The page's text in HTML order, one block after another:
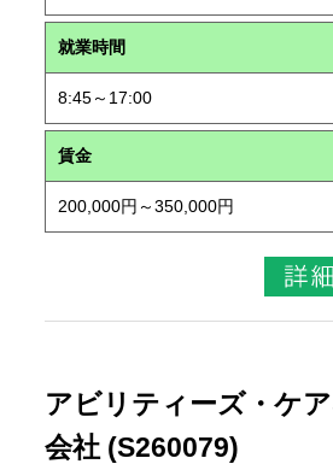
就業時間
8:45～17:00
賃金
200,000円～350,000円
アビリティーズ・ケ
会社 (S260079)